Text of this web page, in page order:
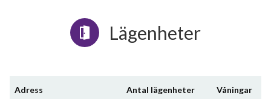
Lägenheter
Adress Antal lägenheter Våningar